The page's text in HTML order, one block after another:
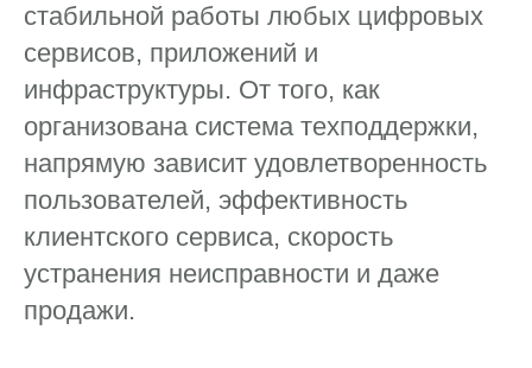
стабильной работы любых цифровых
сервисов, приложений и
инфраструктуры. От того, как
организована система техподдержки,
напрямую зависит удовлетворенность
пользователей, эффективность
клиентского сервиса, скорость
устранения неисправности и даже
продажи.